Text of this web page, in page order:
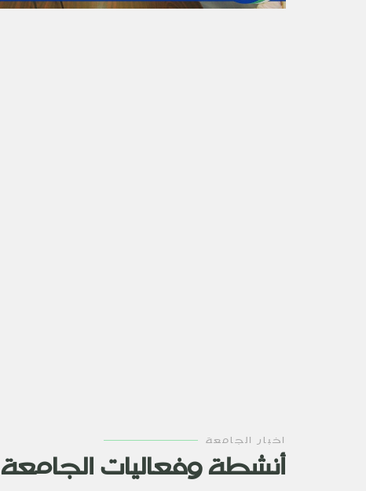
اخبار الجامعة
أنشطة وفعاليات الجامعة